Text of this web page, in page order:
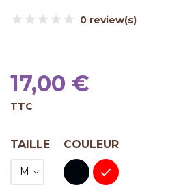
0 review(s)
17,00 €
TTC
TAILLE COULEUR
Noir Rouge